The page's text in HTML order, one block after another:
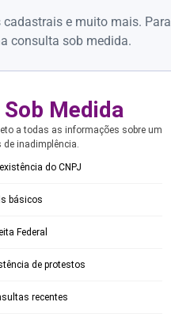
e muito mais. Para
consulta sob medida.
Medida
a todas as informações sobre um
de inadimplência.
do CNPJ
básicos
Federal
de protestos
recentes